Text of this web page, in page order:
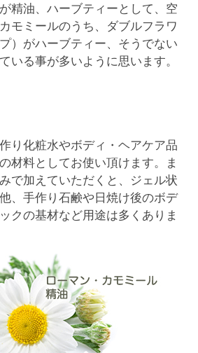
精油、ハーブティーとして、空
モミールのうち、ダブルフラワ
）がハーブティー、そうでない
いる事が多いように思います。
り化粧水やボディ・ヘアケア品
材料としてお使い頂けます。ま
で加えていただくと、ジェル状
、手作り石鹸や日焼け後のボデ
クの基材など用途は多くありま